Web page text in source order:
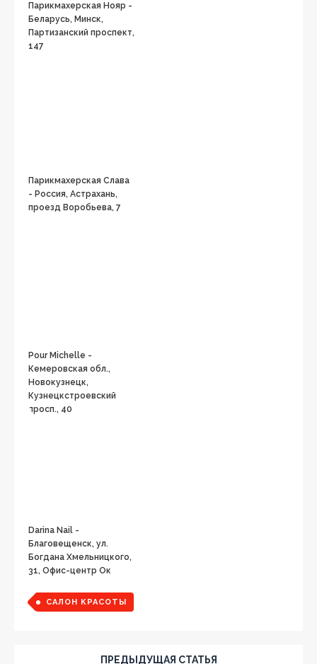
Парикмахерская Нояр -
Беларусь, Минск,
Партизанский проспект,
147
Парикмахерская Слава
- Россия, Астрахань,
проезд Воробьева, 7
Pour Michelle -
Кемеровская обл.,
Новокузнецк,
Кузнецкстроевский
просп., 40
Darina Nail -
Благовещенск, ул.
Богдана Хмельницкого,
31, Офис-центр Ок
САЛОН КРАСОТЫ
ПРЕДЫДУЩАЯ СТАТЬЯ